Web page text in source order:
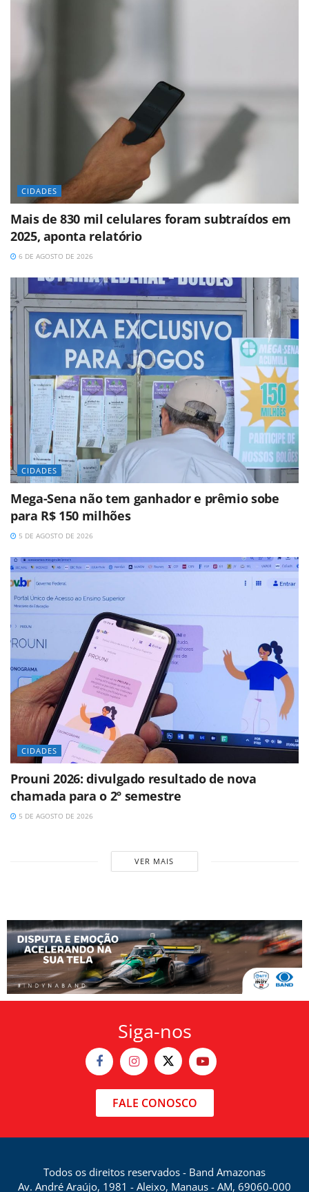
CIDADES
Mais de 830 mil celulares foram subtraídos em
2025, aponta relatório
6 DE AGOSTO DE 2026
CIDADES
Mega-Sena não tem ganhador e prêmio sobe
para R$ 150 milhões
5 DE AGOSTO DE 2026
CIDADES
Prouni 2026: divulgado resultado de nova
chamada para o 2º semestre
5 DE AGOSTO DE 2026
VER MAIS
Siga-nos
FALE CONOSCO
Todos os direitos reservados - Band Amazonas
Av. André Araújo, 1981 - Aleixo, Manaus - AM, 69060-000